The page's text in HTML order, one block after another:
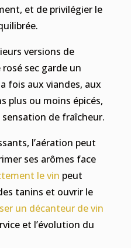
et de privilégier le
versions de
sec garde un
fois aux viandes, aux
plus ou moins épicés,
de fraîcheur.
l’aération peut
ses arômes face
le vin peut
tanins et ouvrir le
un décanteur de vin
et l’évolution du